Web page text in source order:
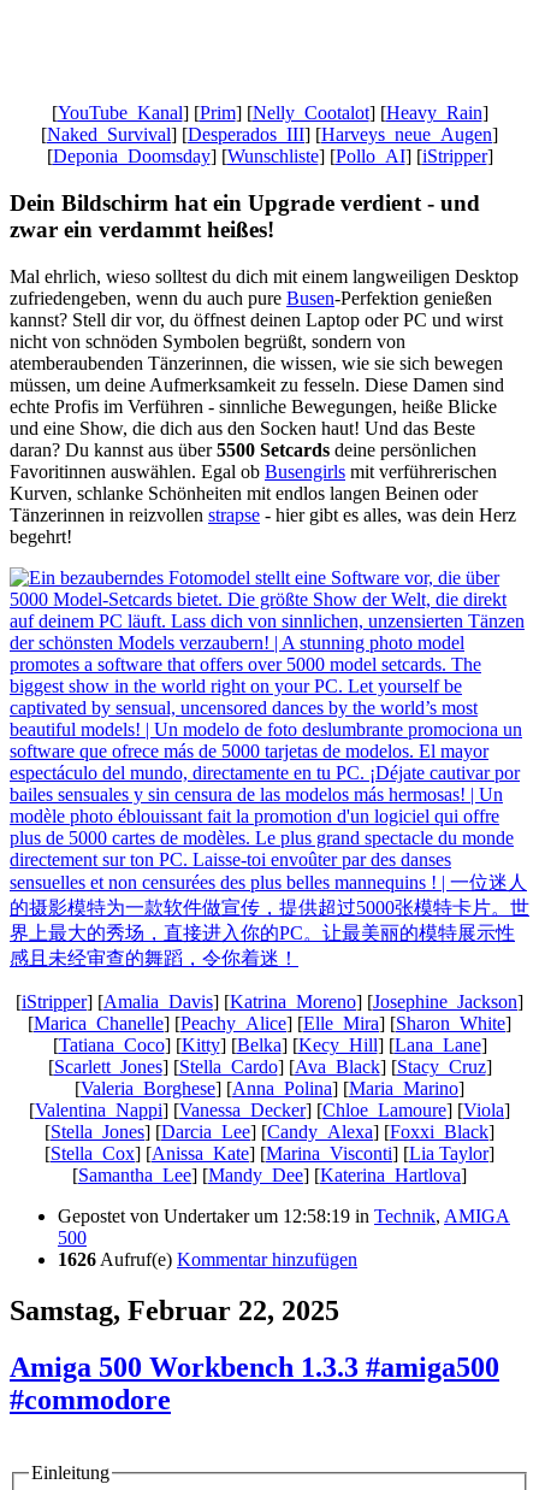
[YouTube_Kanal] [Prim] [Nelly_Cootalot] [Heavy_Rain]
[Naked_Survival] [Desperados_III] [Harveys_neue_Augen]
[Deponia_Doomsday] [Wunschliste] [Pollo_AI] [iStripper]
Dein Bildschirm hat ein Upgrade verdient - und
zwar ein verdammt heißes!
Mal ehrlich, wieso solltest du dich mit einem langweiligen Desktop
zufriedengeben, wenn du auch pure Busen-Perfektion genießen
kannst? Stell dir vor, du öffnest deinen Laptop oder PC und wirst
nicht von schnöden Symbolen begrüßt, sondern von
atemberaubenden Tänzerinnen, die wissen, wie sie sich bewegen
müssen, um deine Aufmerksamkeit zu fesseln. Diese Damen sind
echte Profis im Verführen - sinnliche Bewegungen, heiße Blicke
und eine Show, die dich aus den Socken haut! Und das Beste
daran? Du kannst aus über5500 Setcards deine persönlichen
Favoritinnen auswählen. Egal ob Busengirls mit verführerischen
Kurven, schlanke Schönheiten mit endlos langen Beinen oder
Tänzerinnen in reizvollen strapse - hier gibt es alles, was dein Herz
begehrt!
[iStripper] [Amalia_Davis] [Katrina_Moreno] [Josephine_Jackson]
[Marica_Chanelle] [Peachy_Alice] [Elle_Mira] [Sharon_White]
[Tatiana_Coco] [Kitty] [Belka] [Kecy_Hill] [Lana_Lane]
[Scarlett_Jones] [Stella_Cardo] [Ava_Black] [Stacy_Cruz]
[Valeria_Borghese] [Anna_Polina] [Maria_Marino]
[Valentina_Nappi] [Vanessa_Decker] [Chloe_Lamoure] [Viola]
[Stella_Jones] [Darcia_Lee] [Candy_Alexa] [Foxxi_Black]
[Stella_Cox] [Anissa_Kate] [Marina_Visconti] [Lia Taylor]
[Samantha_Lee] [Mandy_Dee] [Katerina_Hartlova]
Gepostet von Undertakerum 12:58:19 in Technik, AMIGA
500
1626 Aufruf(e) Kommentar hinzufügen
Samstag, Februar 22, 2025
Amiga 500 Workbench 1.3.3 #amiga500
#commodore
Einleitung